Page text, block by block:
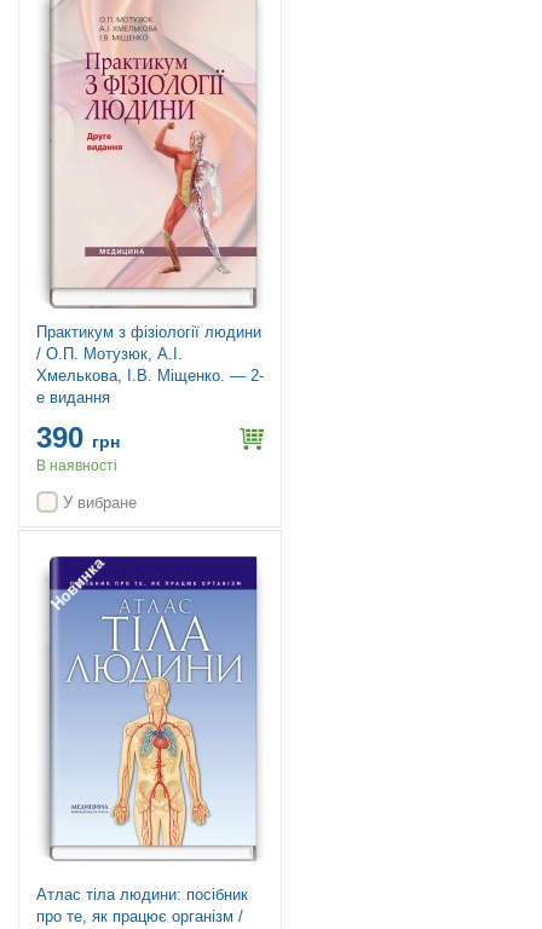
Практикум з фізіології людини
/ О.П. Мотузюк, А.І.
Хмелькова, І.В. Міщенко. — 2-
е видання
390 грн
В наявності
У вибране
Новинка
Атлас тіла людини: посібник
про те, як працює організм /